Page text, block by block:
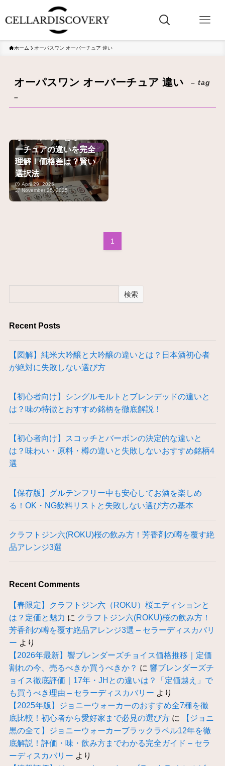
ホーム オーパスワン オーバーチュア 違い
オーパスワン オーバーチュア 違い
– tag
–
ワイン
ーチュアの違いを完全
理解！価格差は？賢い
選択法
April 29, 2025
November 25, 2025
1
検索
Recent Posts
【図解】純米大吟醸と大吟醸の違いとは？日本酒初心者
が絶対に失敗しない選び方
【初心者向け】シングルモルトとブレンデッドの違いと
は？味の特徴とおすすめ銘柄を徹底解説！
【初心者向け】スコッチとバーボンの決定的な違いと
は？味わい・原料・樽の違いと失敗しないおすすめ銘柄4
選
【保存版】グルテンフリー中も安心してお酒を楽しめ
る！OK・NG飲料リストと失敗しない選び方の基本
クラフトジン六(ROKU)桜の飲み方！芳香剤の噂を覆す絶
品アレンジ3選
Recent Comments
【春限定】クラフトジン六（ROKU）桜エディションと
は？定価と魅力 に クラフトジン六(ROKU)桜の飲み方！
芳香剤の噂を覆す絶品アレンジ3選 – セラーディスカバリ
ー より
【2026年最新】響ブレンダーズチョイス価格推移｜定価
割れの今、売るべきか買うべきか？ に 響ブレンダーズチ
ョイス徹底評価｜17年・JHとの違いは？「定価越え」で
も買うべき理由 – セラーディスカバリー より
【2025年版】ジョニーウォーカーのおすすめ全7種を徹
底比較！初心者から愛好家まで必見の選び方に
【ジョニ
黒の全て】ジョニーウォーカーブラックラベル12年を徹
底解説！評価・味・飲み方までわかる完全ガイド – セラ
ーディスカバリー より